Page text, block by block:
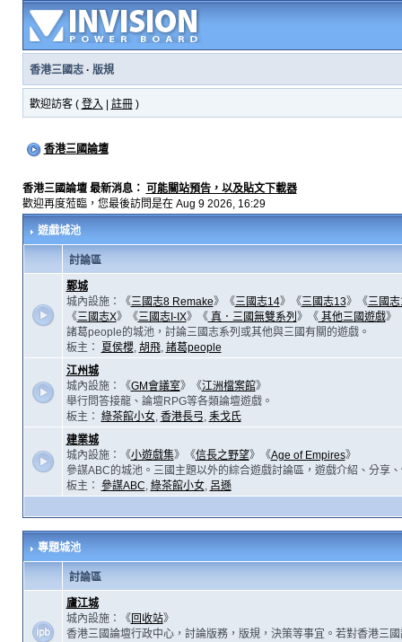
香港三國志· 版規
歡迎訪客 ( 登入 註冊)
香港三國論壇
香港三國論壇 最新消息： 可能關站預告，以及貼文下載器
歡迎再度蒞臨，您最後訪問是在 Aug 9 2026, 16:29
遊戲城池
討論區
鄴城
城內設施：《三國志8 Remake》《三國志14》《三國志13》《三國
《三國志X》《三國志I-IX》《真．三國無雙系列 》《其他三國遊戲》
諸葛people的城池，討論三國志系列或其他與三國有關的遊戲。
板主：
夏侯櫻, 胡飛, 諸葛people
江州城
城內設施：《GM會議室》《江洲檔案館》
舉行問答接龍、論壇RPG等各類論壇遊戲。
板主： 綠茶館小女, 香港長弓, 耒戈氏
建業城
城內設施：《小遊戲集》《信長之野望》《Age of Empires》
參謀ABC的城池。三國主題以外的綜合遊戲討論區，遊戲介紹、分享
板主： 參謀ABC, 綠茶館小女, 呂遜
專題城池
討論區
廬江城
城內設施：《回收站》
香港三國論壇行政中心，討論版務，版規，決策等事宜。若對香港三